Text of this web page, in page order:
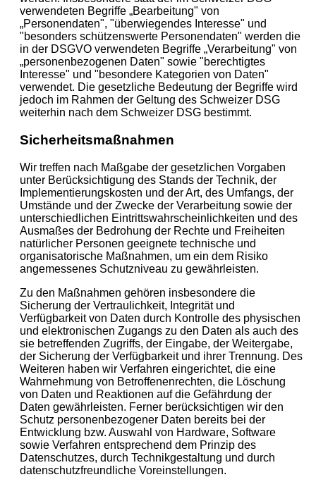
verwendeten Begriffe „Bearbeitung" von
„Personendaten", "überwiegendes Interesse" und
"besonders schützenswerte Personendaten" werden die
in der DSGVO verwendeten Begriffe „Verarbeitung" von
„personenbezogenen Daten" sowie "berechtigtes
Interesse" und "besondere Kategorien von Daten"
verwendet. Die gesetzliche Bedeutung der Begriffe wird
jedoch im Rahmen der Geltung des Schweizer DSG
weiterhin nach dem Schweizer DSG bestimmt.
Sicherheitsmaßnahmen
Wir treffen nach Maßgabe der gesetzlichen Vorgaben
unter Berücksichtigung des Stands der Technik, der
Implementierungskosten und der Art, des Umfangs, der
Umstände und der Zwecke der Verarbeitung sowie der
unterschiedlichen Eintrittswahrscheinlichkeiten und des
Ausmaßes der Bedrohung der Rechte und Freiheiten
natürlicher Personen geeignete technische und
organisatorische Maßnahmen, um ein dem Risiko
angemessenes Schutzniveau zu gewährleisten.
Zu den Maßnahmen gehören insbesondere die
Sicherung der Vertraulichkeit, Integrität und
Verfügbarkeit von Daten durch Kontrolle des physischen
und elektronischen Zugangs zu den Daten als auch des
sie betreffenden Zugriffs, der Eingabe, der Weitergabe,
der Sicherung der Verfügbarkeit und ihrer Trennung. Des
Weiteren haben wir Verfahren eingerichtet, die eine
Wahrnehmung von Betroffenenrechten, die Löschung
von Daten und Reaktionen auf die Gefährdung der
Daten gewährleisten. Ferner berücksichtigen wir den
Schutz personenbezogener Daten bereits bei der
Entwicklung bzw. Auswahl von Hardware, Software
sowie Verfahren entsprechend dem Prinzip des
Datenschutzes, durch Technikgestaltung und durch
datenschutzfreundliche Voreinstellungen.